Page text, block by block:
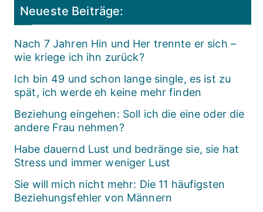
Neueste Beiträge:
Nach 7 Jahren Hin und Her trennte er sich –
wie kriege ich ihn zurück?
Ich bin 49 und schon lange single, es ist zu
spät, ich werde eh keine mehr finden
Beziehung eingehen: Soll ich die eine oder die
andere Frau nehmen?
Habe dauernd Lust und bedränge sie, sie hat
Stress und immer weniger Lust
Sie will mich nicht mehr: Die 11 häufigsten
Beziehungsfehler von Männern